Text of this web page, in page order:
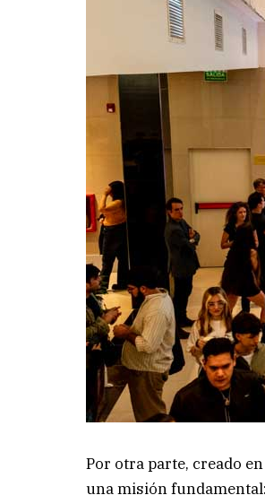
Por otra parte, creado
una misión